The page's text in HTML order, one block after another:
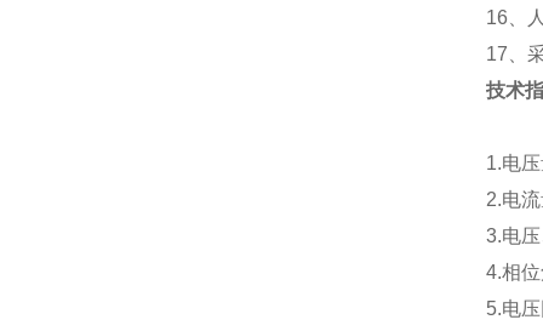
16、
17、
技术
1.电
2.电
3.电
4.相
5.电